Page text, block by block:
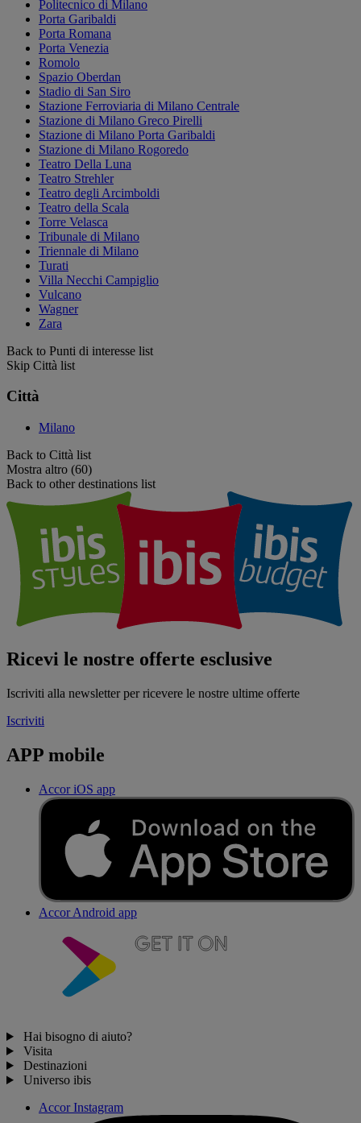
Politecnico di Milano
Porta Garibaldi
Porta Romana
Porta Venezia
Romolo
Spazio Oberdan
Stadio di San Siro
Stazione Ferroviaria di Milano Centrale
Stazione di Milano Greco Pirelli
Stazione di Milano Porta Garibaldi
Stazione di Milano Rogoredo
Teatro Della Luna
Teatro Strehler
Teatro degli Arcimboldi
Teatro della Scala
Torre Velasca
Tribunale di Milano
Triennale di Milano
Turati
Villa Necchi Campiglio
Vulcano
Wagner
Zara
Back to Punti di interesse list
Skip Città list
Città
Milano
Back to Città list
Mostra altro (60)
Back to other destinations list
Ricevi le nostre offerte esclusive
Iscriviti alla newsletter per ricevere le nostre ultime offerte
Iscriviti
APP mobile
Accor iOS app
Accor Android app
Hai bisogno di aiuto?
Visita
Destinazioni
Universo ibis
Accor Instagram